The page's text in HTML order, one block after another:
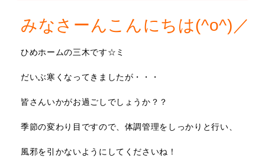
みなさーんこんにちは(^o^)／
ひめホームの三木です☆ミ
だいぶ寒くなってきましたが・・・
皆さんいかがお過ごしでしょうか？？
季節の変わり目ですので、体調管理をしっかりと行い、
風邪を引かないようにしてくださいね！